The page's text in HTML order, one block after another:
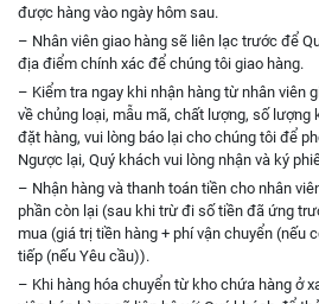
được hàng vào ngày hôm sau.
– Nhân viên giao hàng sẽ liên lạc trước để
địa điểm chính xác để chúng tôi giao hàng.
– Kiểm tra ngay khi nhận hàng từ nhân viên
về chủng loại, mẫu mã, chất lượng, số lượng
đặt hàng, vui lòng báo lại cho chúng tôi để
Ngược lại, Quý khách vui lòng nhận và ký
– Nhận hàng và thanh toán tiền cho nhân
phần còn lại (sau khi trừ đi số tiền đã ứng
mua (giá trị tiền hàng + phí vận chuyển (nếu
tiếp (nếu Yêu cầu)).
– Khi hàng hóa chuyển từ kho chứa hàng ở